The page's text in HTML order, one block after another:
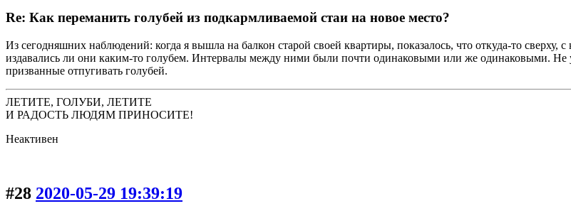
Re: Как переманить голубей из подкармливаемой стаи на новое место?
Из сегодняшних наблюдений: когда я вышла на балкон старой своей квартиры, показалось, что откуда-то сверху,
издавались ли они каким-то голубем. Интервалы между ними были почти одинаковыми или же одинаковыми. Не
призванные отпугивать голубей.
ЛЕТИТЕ, ГОЛУБИ, ЛЕТИТЕ
И РАДОСТЬ ЛЮДЯМ ПРИНОСИТЕ!
Неактивен
#28 2020-05-29 19:39:19